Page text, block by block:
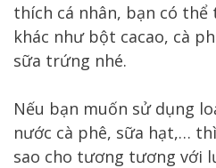
thích cá nhân, bạn có thể
khác như bột cacao, cà
sữa trứng nhé.
Nếu bạn muốn sử dụng
nước cà phê, sữa hạt,…
sao cho tương tương với